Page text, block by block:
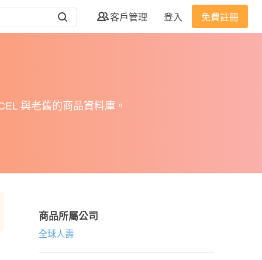
客戶管理 登入 免費註冊
與老舊的商品資料庫。
商品所屬公司
全球人壽